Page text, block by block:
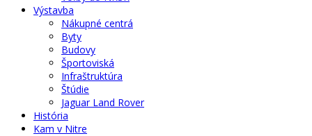
Výstavba
Nákupné centrá
Byty
Budovy
Športoviská
Infraštruktúra
Štúdie
Jaguar Land Rover
História
Kam v Nitre